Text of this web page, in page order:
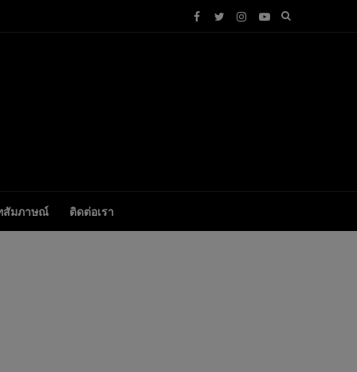
สัมภาษณ์ ติดต่อเรา